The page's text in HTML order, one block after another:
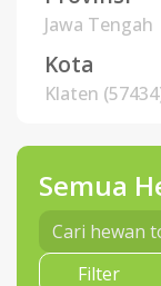
Jawa Tengah
Kota
Klaten
Semua